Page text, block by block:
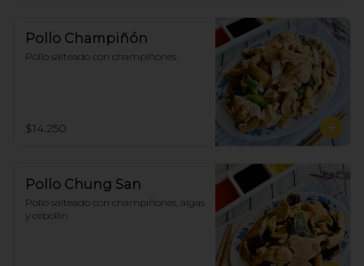
Pollo Champiñón
Pollo salteado con champiñones
$14.250
Pollo Chung San
Pollo salteado con champiñones, algas
y cebollín